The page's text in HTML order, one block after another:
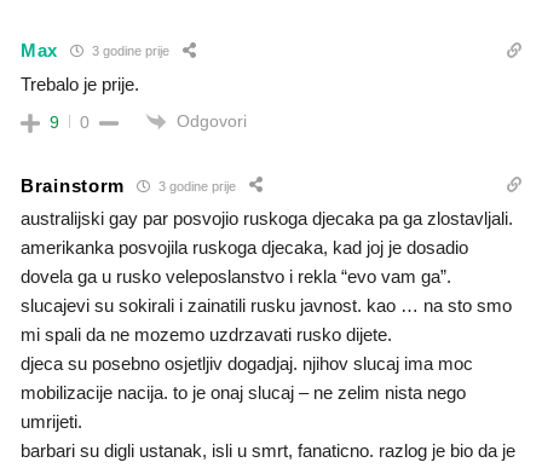
Max 3 godine prije
Trebalo je prije.
9 0 Odgovori
Brainstorm 3 godine prije
australijski gay par posvojio ruskoga djecaka pa ga zlostavljali.
amerikanka posvojila ruskoga djecaka, kad joj je dosadio
dovela ga u rusko veleposlanstvo i rekla “evo vam ga”.
slucajevi su sokirali i zainatili rusku javnost. kao … na sto smo
mi spali da ne mozemo uzdrzavati rusko dijete.
djeca su posebno osjetljiv dogadjaj. njihov slucaj ima moc
mobilizacije nacija. to je onaj slucaj – ne zelim nista nego
umrijeti.
barbari su digli ustanak, isli u smrt, fanaticno. razlog je bio da je